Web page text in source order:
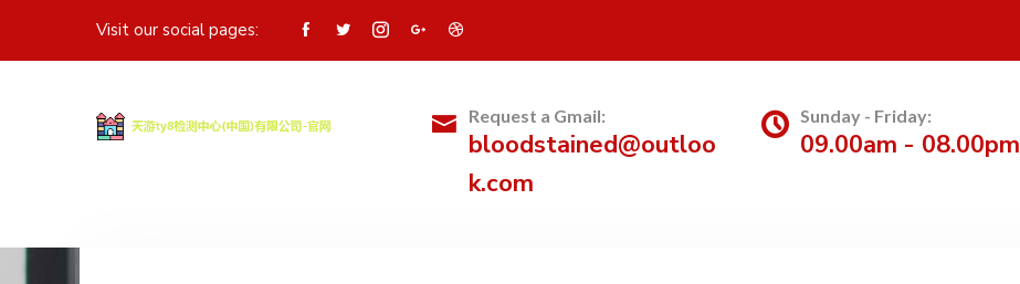
Visit our social pages:
Request a Gmail:
bloodstained@outloo
k.com
Sunday - Friday:
09.00am - 08.00pm